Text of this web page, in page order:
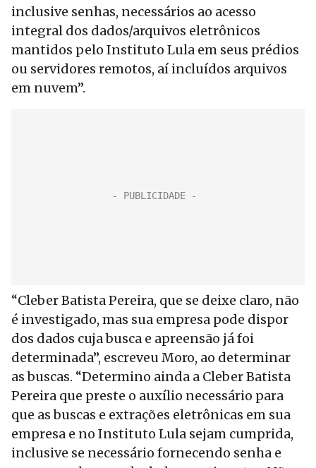
inclusive senhas, necessários ao acesso
integral dos dados/arquivos eletrônicos
mantidos pelo Instituto Lula em seus prédios
ou servidores remotos, aí incluídos arquivos
em nuvem”.
“Cleber Batista Pereira, que se deixe claro, não
é investigado, mas sua empresa pode dispor
dos dados cuja busca e apreensão já foi
determinada”, escreveu Moro, ao determinar
as buscas. “Determino ainda a Cleber Batista
Pereira que preste o auxílio necessário para
que as buscas e extrações eletrônicas em sua
empresa e no Instituto Lula sejam cumprida,
inclusive se necessário fornecendo senha e